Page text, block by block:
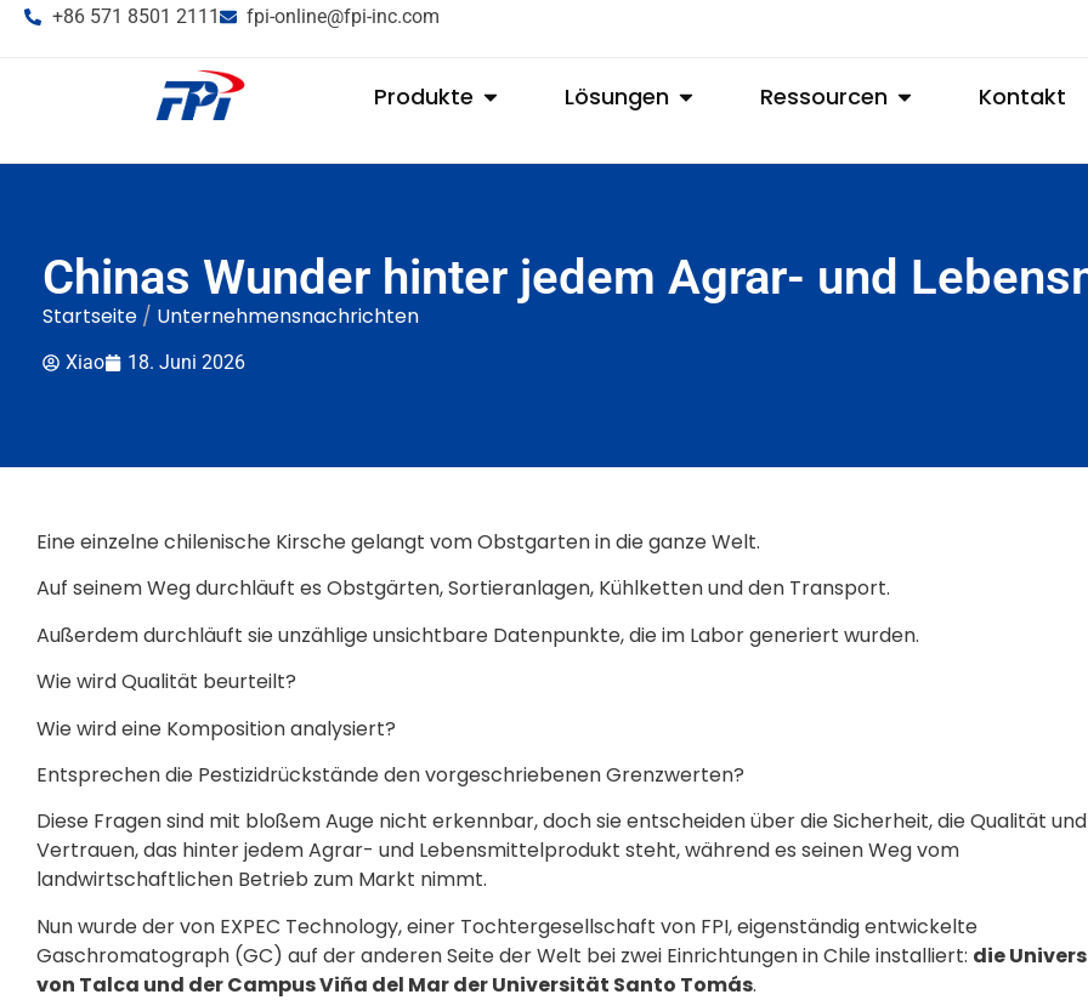
+86 571 8501 2111 fpi-online@fpi-inc.com
Produkte Lösungen Ressourcen Kontakt
Chinas Wunder hinter jedem Agrar- und
Startseite/ Unternehmensnachrichten
Xiao 18. Juni 2026
Eine einzelne chilenische Kirsche gelangt vom Obstgarten in die ganze Welt.
Auf seinem Weg durchläuft es Obstgärten, Sortieranlagen, Kühlketten und den Transport.
Außerdem durchläuft sie unzählige unsichtbare Datenpunkte, die im Labor generiert wurden.
Wie wird Qualität beurteilt?
Wie wird eine Komposition analysiert?
Entsprechen die Pestizidrückstände den vorgeschriebenen Grenzwerten?
Diese Fragen sind mit bloßem Auge nicht erkennbar, doch sie entscheiden über die Sicherheit, die Qualität
Vertrauen, das hinter jedem Agrar- und Lebensmittelprodukt steht, während es seinen Weg vom
landwirtschaftlichen Betrieb zum Markt nimmt.
Nun wurde der von EXPEC Technology, einer Tochtergesellschaft von FPI, eigenständig entwickelte
Gaschromatograph (GC) auf der anderen Seite der Welt bei zwei Einrichtungen in Chile installiert: die
von Talca und der Campus Viña del Mar der Universität Santo Tomás.